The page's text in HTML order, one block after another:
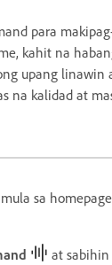
para
kahit na
upang linawin
na kalidad at
mula sa
at